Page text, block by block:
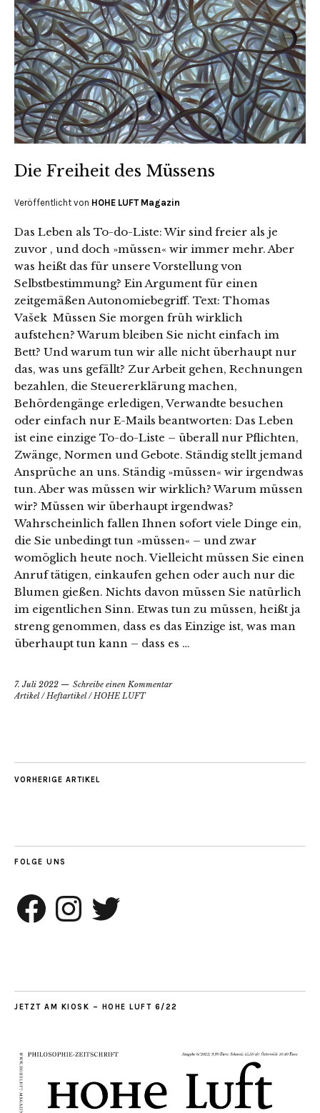
Die Freiheit des Müssens
Veröffentlicht von HOHE LUFT Magazin
Das Leben als To-do-Liste: Wir sind freier als je
zuvor , und doch »müssen« wir immer mehr. Aber
was heißt das für unsere Vorstellung von
Selbstbestimmung? Ein Argument für einen
zeitgemäßen Autonomiebegriff. Text: Thomas
Vašek Müssen Sie morgen früh wirklich
aufstehen? Warum bleiben Sie nicht einfach im
Bett? Und warum tun wir alle nicht überhaupt nur
das, was uns gefällt? Zur Arbeit gehen, Rechnungen
bezahlen, die Steuererklärung machen,
Behördengänge erledigen, Verwandte besuchen
oder einfach nur E-Mails beantworten: Das Leben
ist eine einzige To-do-Liste – überall nur Pflichten,
Zwänge, Normen und Gebote. Ständig stellt jemand
Ansprüche an uns. Ständig »müssen« wir irgendwas
tun. Aber was müssen wir wirklich? Warum müssen
wir? Müssen wir überhaupt irgendwas?
Wahrscheinlich fallen Ihnen sofort viele Dinge ein,
die Sie unbedingt tun »müssen« – und zwar
womöglich heute noch. Vielleicht müssen Sie einen
Anruf tätigen, einkaufen gehen oder auch nur die
Blumen gießen. Nichts davon müssen Sie natürlich
im eigentlichen Sinn. Etwas tun zu müssen, heißt ja
streng genommen, dass es das Einzige ist, was man
überhaupt tun kann – dass es …
7. Juli 2022
Schreibe einen Kommentar
Artikel/Heftartikel/HOHE LUFT
VORHERIGE ARTIKEL
FOLGE UNS
Facebook InstagramTwitter
JETZT AM KIOSK – HOHE LUFT 6/22